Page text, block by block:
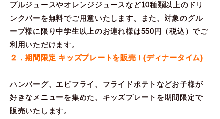
プルジュースやオレンジジュースなど10種類以上のドリ
ンクバーを無料でご用意いたします。また、対象のグル
ープ様に限り中学生以上のお連れ様は550円（税込）でご
利用いただけます。
２．期間限定 キッズプレートを販売！(ディナータイム)
ハンバーグ、エビフライ、フライドポテトなどお子様が
好きなメニューを集めた、キッズプレートを期間限定で
販売いたします。